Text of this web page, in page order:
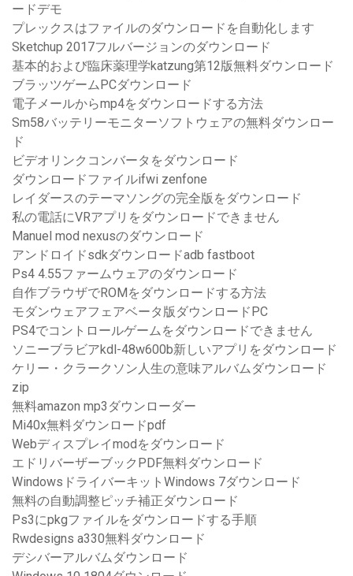
ードデモ
プレックスはファイルのダウンロードを自動化します
Sketchup 2017フルバージョンのダウンロード
基本的および臨床薬理学katzung第12版無料ダウンロード
ブラッツゲームPCダウンロード
電子メールからmp4をダウンロードする方法
Sm58バッテリーモニターソフトウェアの無料ダウンロー
ド
ビデオリンクコンバータをダウンロード
ダウンロードファイルifwi zenfone
レイダースのテーマソングの完全版をダウンロード
私の電話にVRアプリをダウンロードできません
Manuel mod nexusのダウンロード
アンドロイドsdkダウンロードadb fastboot
Ps4 4.55ファームウェアのダウンロード
自作ブラウザでROMをダウンロードする方法
モダンウェアフェアベータ版ダウンロードPC
PS4でコントロールゲームをダウンロードできません
ソニーブラビアkdl-48w600b新しいアプリをダウンロード
ケリー・クラークソン人生の意味アルバムダウンロード
zip
無料amazon mp3ダウンローダー
Mi40x無料ダウンロードpdf
Webディスプレイmodをダウンロード
エドリバーザーブックPDF無料ダウンロード
WindowsドライバーキットWindows 7ダウンロード
無料の自動調整ピッチ補正ダウンロード
Ps3にpkgファイルをダウンロードする手順
Rwdesigns a330無料ダウンロード
デシバーアルバムダウンロード